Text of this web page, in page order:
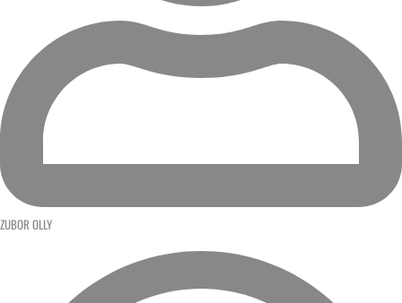
ZUBOR OLLY